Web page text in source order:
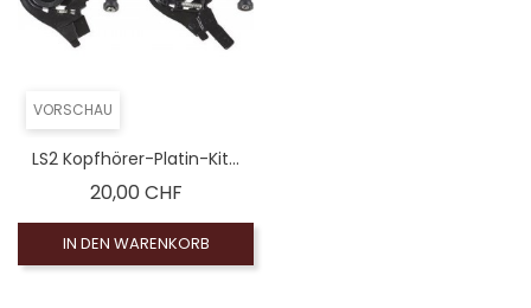
VORSCHAU
LS2 Kopfhörer-Platin-Kit...
20,00 CHFPreis
IN DEN WARENKORB